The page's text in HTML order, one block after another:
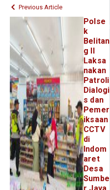
Previous Article
Polse
k
Belitan
g II
Laksa
nakan
Patroli
Dialogi
s dan
Pemer
iksaan
CCTV
di
Indom
aret
Desa
Sumbe